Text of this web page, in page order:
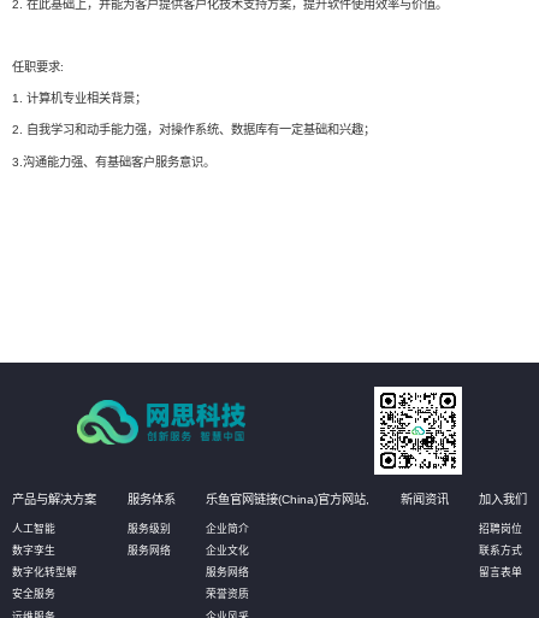
2. 在此基础上，并能为客户提供客户化技术支持方案，提升软件使用效率与价值。
任职要求:
1. 计算机专业相关背景；
2. 自我学习和动手能力强，对操作系统、数据库有一定基础和兴趣；
3.沟通能力强、有基础客户服务意识。
产品与解决方案
人工智能
数字孪生
数字化转型解
安全服务
服务体系
服务级别
服务网络
乐鱼官网链接(China)官方网站,
企业简介
企业文化
服务网络
荣誉资质
新闻资讯 加入我们
招聘岗位
联系方式
留言表单